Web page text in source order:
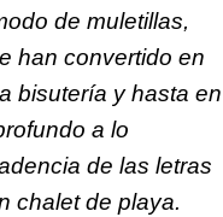
de muletillas,
han convertido en
bisutería y hasta en
a lo
de las letras
chalet de playa.